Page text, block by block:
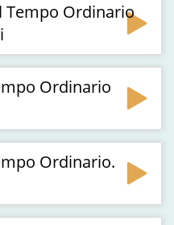
Tempo Ordinario
Ordinario
Ordinario.